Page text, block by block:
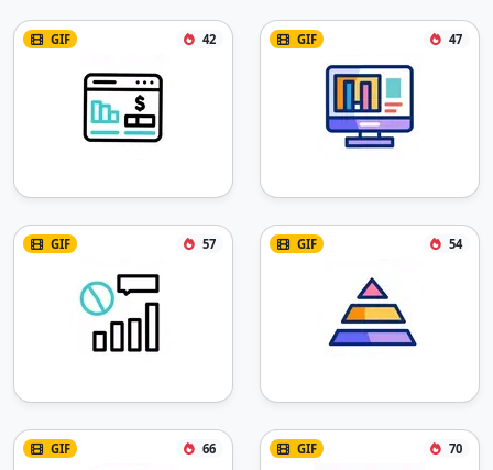
GIF 42 GIF 47
GIF 57 GIF 54
GIF 66 GIF 70